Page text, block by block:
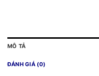
MÔ TẢ
ĐÁNH GIÁ (0)